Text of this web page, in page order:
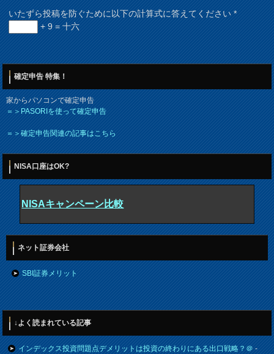
いたずら投稿を防ぐために以下の計算式に答えてください*
+ 9 = 十六
確定申告 特集！
家からパソコンで確定申告
＝＞PASORIを使って確定申告
＝＞確定申告関連の記事はこちら
NISA口座はOK?
NISAキャンペーン比較
ネット証券会社
SBI証券メリット
↓よく読まれている記事
インデックス投資問題点デメリットは投資の終わりにある出口戦略？＠-